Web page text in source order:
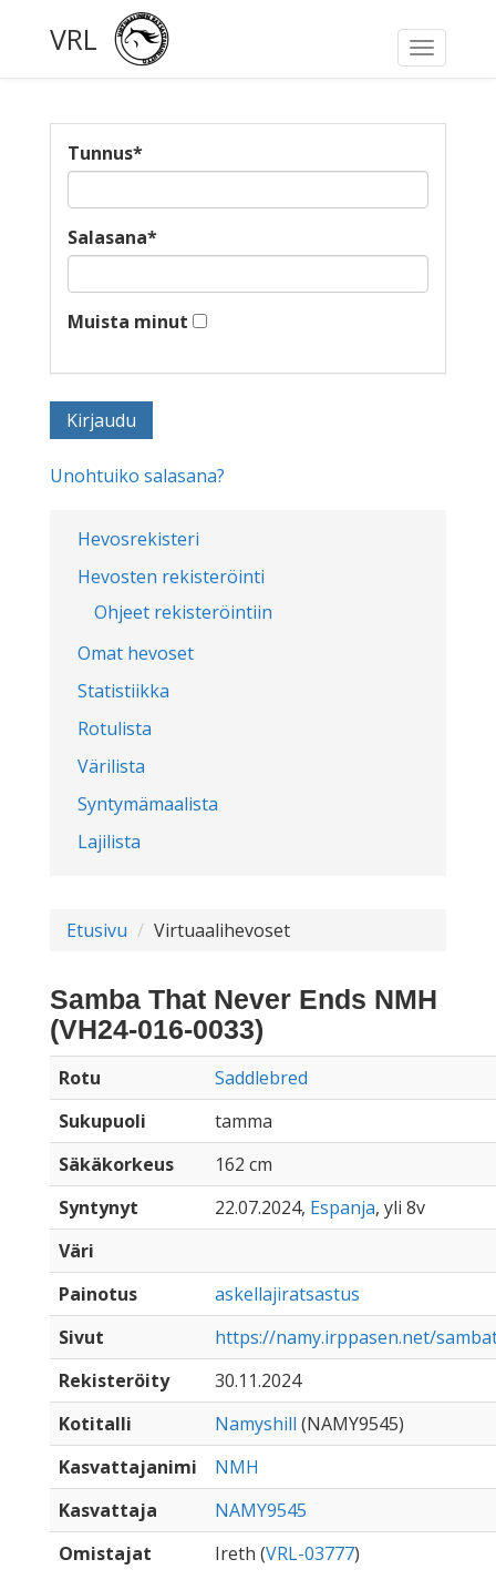
Toggle
VRL
Hevosrekisteri
Hevosten rekisteröinti
Ohjeet rekisteröintiin
Omat hevoset
Statistiikka
Rotulista
Värilista
Syntymämaalista
Lajilista
Tunnus*
Salasana*
Muista minut
Unohtuiko salasana?
Etusivu Virtuaalihevoset
Samba That Never Ends NMH
(VH24-016-0033)
Rotu
Saddlebred
Sukupuoli
tamma
Säkäkorkeus
162 cm
Syntynyt
22.07.2024, Espanja, yli 8v
Väri
Painotus
askellajiratsastus
Sivut
https://namy.irppasen.net/
Rekisteröity
30.11.2024
Kotitalli
Namyshill (NAMY9545)
Kasvattajanimi
NMH
Kasvattaja
NAMY9545
Omistajat
Ireth (VRL-03777)